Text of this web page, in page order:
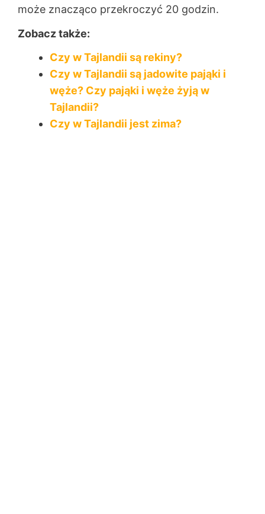
może znacząco przekroczyć 20 godzin.
Zobacz także:
Czy w Tajlandii są rekiny?
Czy w Tajlandii są jadowite pająki i
węże? Czy pająki i węże żyją w
Tajlandii?
Czy w Tajlandii jest zima?